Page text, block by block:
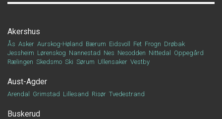
Akershus
Ås Asker Aurskog-Høland Bærum Eidsvoll Fet Frogn Drøbak
Jessheim Lørenskog Nannestad Nes Nesodden Nittedal
Oppegård
Rælingen Skedsmo Ski Sørum Ullensaker Vestby
Aust-Agder
Arendal Grimstad Lillesand Risør Tvedestrand
Buskerud